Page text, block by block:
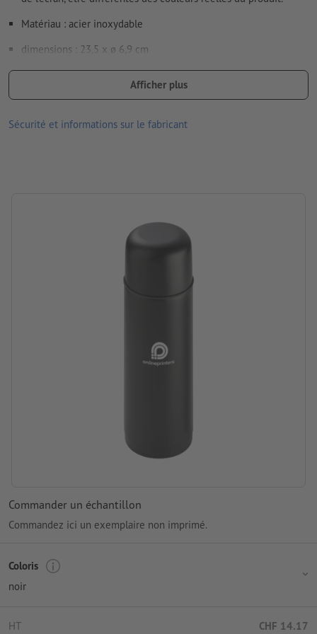
Comment créer correctement des fichiers d'impression?
Matériau : acier inoxydable
dimensions : 23,5 x ø 6,9 cm
Emballage: carton
Contenance: 500 ml
Traitement: Gravure laser
Afficher plus
Sécurité et informations sur le fabricant
Commander un échantillon
Commandez ici un exemplaire non imprimé.
Coloris
noir
HT CHF 14.17